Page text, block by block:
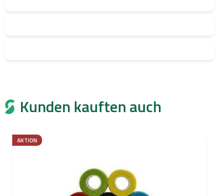
Kunden kauften auch
AKTION